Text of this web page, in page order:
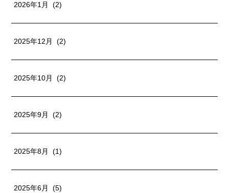
2026年1月 (2)
2025年12月 (2)
2025年10月 (2)
2025年9月 (2)
2025年8月 (1)
2025年6月 (5)